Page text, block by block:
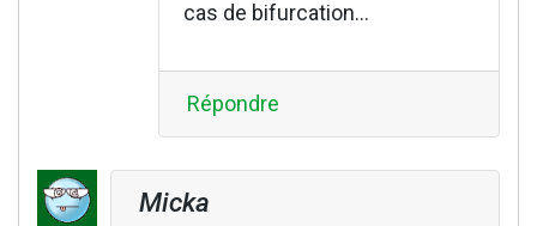
cas de bifurcation…
Répondre
Micka